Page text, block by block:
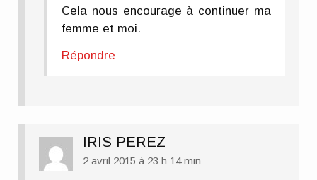
Cela nous encourage à continuer ma
femme et moi.
Répondre
IRIS PEREZ
2 avril 2015 à 23 h 14 min